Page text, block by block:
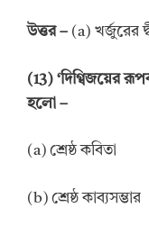
উত্তর – (a) খর্জুরের
(13) ‘দিগ্বিজয়ের
হলো –
(a) শ্রেষ্ঠ কবিতা
(b) শ্রেষ্ঠ কাব্যসম্ভার